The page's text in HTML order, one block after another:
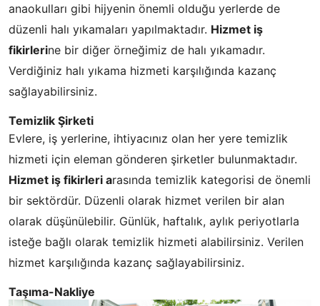
anaokulları gibi hijyenin önemli olduğu yerlerde de
düzenli halı yıkamaları yapılmaktadır. Hizmet iş
fikirlerine bir diğer örneğimiz de halı yıkamadır.
Verdiğiniz halı yıkama hizmeti karşılığında kazanç
sağlayabilirsiniz.
Temizlik Şirketi
Evlere, iş yerlerine, ihtiyacınız olan her yere temizlik
hizmeti için eleman gönderen şirketler bulunmaktadır.
Hizmet iş fikirleri arasında temizlik kategorisi de önemli
bir sektördür. Düzenli olarak hizmet verilen bir alan
olarak düşünülebilir. Günlük, haftalık, aylık periyotlarla
isteğe bağlı olarak temizlik hizmeti alabilirsiniz. Verilen
hizmet karşılığında kazanç sağlayabilirsiniz.
Taşıma-Nakliye